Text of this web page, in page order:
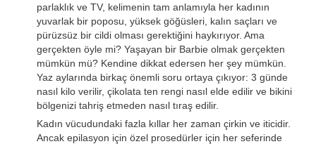
parlaklık ve TV, kelimenin tam anlamıyla her kadının
yuvarlak bir poposu, yüksek göğüsleri, kalın saçları ve
pürüzsüz bir cildi olması gerektiğini haykırıyor. Ama
gerçekten öyle mi? Yaşayan bir Barbie olmak gerçekten
mümkün mü? Kendine dikkat edersen her şey mümkün.
Yaz aylarında birkaç önemli soru ortaya çıkıyor: 3 günde
nasıl kilo verilir, çikolata ten rengi nasıl elde edilir ve bikini
bölgenizi tahriş etmeden nasıl tıraş edilir.
Kadın vücudundaki fazla kıllar her zaman çirkin ve iticidir.
Ancak epilasyon için özel prosedürler için her seferinde